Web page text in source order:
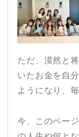
ただ、漠然と
いたお金を自
ようになり、
今、このペー